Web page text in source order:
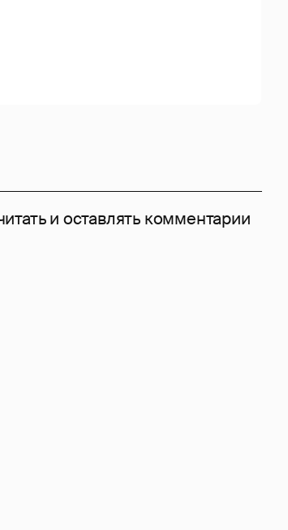
и оставлять комментарии